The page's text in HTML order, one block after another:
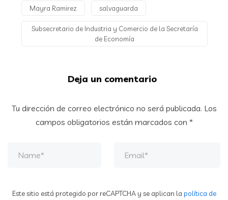
Mayra Ramirez salvaguarda
Subsecretario de Industria y Comercio de la Secretaría
de Economía
Deja un comentario
Tu dirección de correo electrónico no será publicada. Los
campos obligatorios están marcados con *
Este sitio está protegido por reCAPTCHA y se aplican la política de